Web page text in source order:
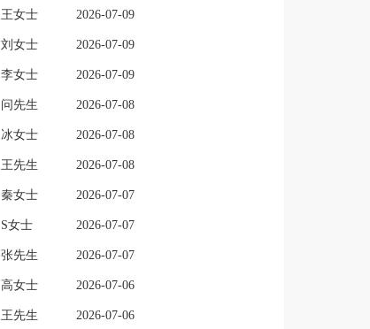
王女士 2026-07-09
刘女士 2026-07-09
李女士 2026-07-09
问先生 2026-07-08
冰女士 2026-07-08
王先生 2026-07-08
秦女士 2026-07-07
S女士 2026-07-07
张先生 2026-07-07
高女士 2026-07-06
王先生 2026-07-06